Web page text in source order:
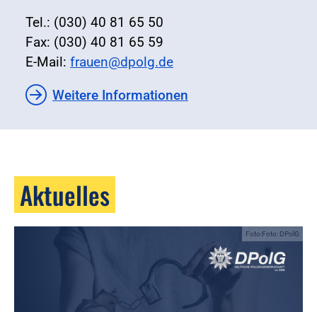
Tel.: (030) 40 81 65 50
Fax: (030) 40 81 65 59
E-Mail: frauen@dpolg.de
Weitere Informationen
Aktuelles
Foto:Foto: DPolG